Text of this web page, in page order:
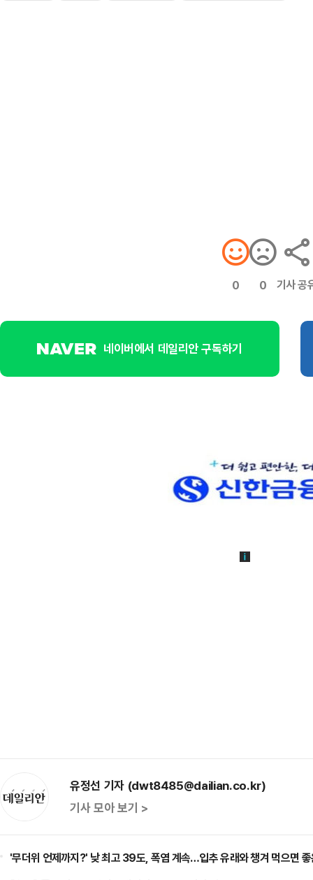
0 0 기사 공
네이버에서 데일리안 구독하기
유정선 기자 (dwt8485@dailian.co.kr)
기사 모아 보기 >
'무더위 언제까지?' 낮 최고 39도, 폭염 계속…입추 유래와 챙겨 먹으면